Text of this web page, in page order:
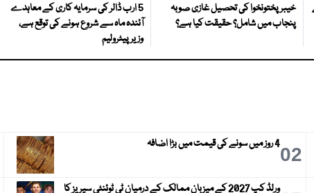
خیبر پختونخوا کی تحصیل غازی صوبہ
پنجاب میں شامل؟ حقیقت کیا ہے؟
5 ارب ڈالر کی سرمایہ کاری کے معاہدے
آئندہ ماہ سے شروع ہونے کی توقع ہے،
وزیر پیٹرولیم
024 روز میں سونے کی قیمت میں بڑا اضافہ
ورلڈ کپ 2027 کے میزبان ممالک کے درمیان ٹی ٹوئنٹی سیریز کا